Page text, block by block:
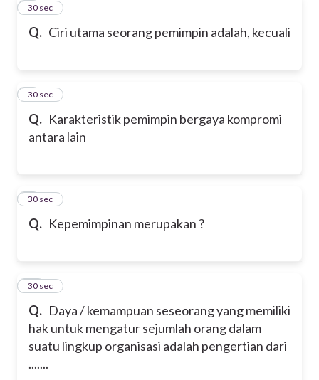
Q. Ciri utama seorang pemimpin adalah, kecuali
7
30 sec
Q. Karakteristik pemimpin bergaya kompromi
antara lain
8
30 sec
Q. Kepemimpinan merupakan ?
9
30 sec
Q. Daya / kemampuan seseorang yang memiliki
hak untuk mengatur sejumlah orang dalam
suatu lingkup organisasi adalah pengertian dari
.......
10
30 sec